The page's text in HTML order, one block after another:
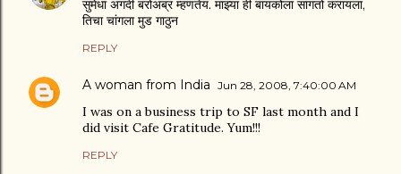
सुमेधा अगदी बरोअब्र म्हणतेयं. माझ्या ही बायकोला सांगतो करायला,
तिचा चांगला मुड गाठुन
REPLY
A woman from India Jun 28, 2008, 7:40:00 AM
I was on a business trip to SF last month and I
did visit Cafe Gratitude. Yum!!!
REPLY